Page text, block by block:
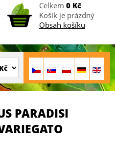
Celkem 0 Kč
Košík je prázdný
Obsah košíku
PARADISI